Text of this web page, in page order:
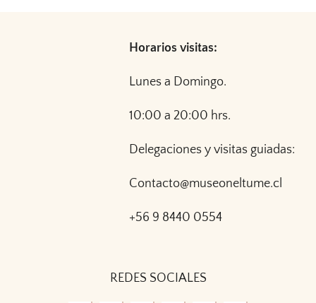
Horarios visitas:
Lunes a Domingo.
10:00 a 20:00 hrs.
Delegaciones y visitas guiadas:
Contacto@museoneltume.cl
+56 9 8440 0554
REDES SOCIALES